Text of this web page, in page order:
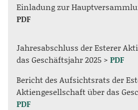
Einladung zur
PDF
Jahresabschluss der Esterer
das Geschäftsjahr 2025 > PDF
Bericht des Aufsichtsrats der
Aktiengesellschaft über das
PDF